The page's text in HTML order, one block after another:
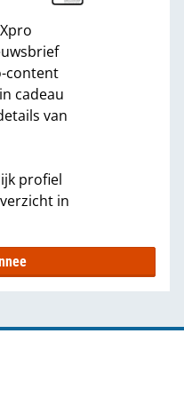
content
cadeau
van
profiel
in